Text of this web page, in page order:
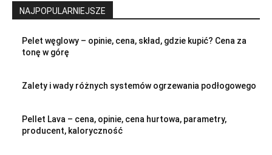
NAJPOPULARNIEJSZE
Pelet węglowy – opinie, cena, skład, gdzie kupić? Cena za
tonę w górę
Zalety i wady różnych systemów ogrzewania podłogowego
Pellet Lava – cena, opinie, cena hurtowa, parametry,
producent, kaloryczność